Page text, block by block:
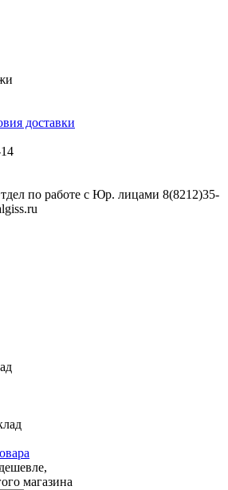
доставки
по работе с Юр. лицами 8(8212)35-
магазина